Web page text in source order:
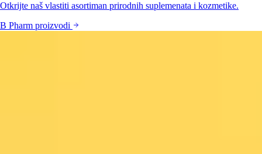
Otkrijte naš vlastiti asortiman prirodnih suplemenata i kozmetike.
B Pharm proizvodi